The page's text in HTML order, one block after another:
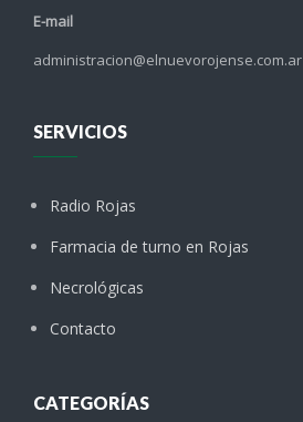
E-mail
administracion@elnuevorojense.com.ar
SERVICIOS
Radio Rojas
Farmacia de turno en Rojas
Necrológicas
Contacto
CATEGORÍAS